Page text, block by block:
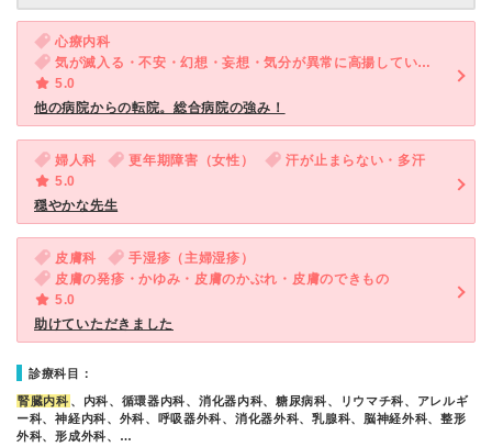
心療内科
気が滅入る・不安・幻想・妄想・気分が異常に高揚している・物忘れがひどい・汗が止まらない・多汗・体重減少
5.0
他の病院からの転院。総合病院の強み！
婦人科 更年期障害（女性）
汗が止まらない・多汗
5.0
穏やかな先生
皮膚科
手湿疹（主婦湿疹）
皮膚の発疹・かゆみ・皮膚のかぶれ・皮膚のできもの
5.0
助けていただきました
診療科目：
腎臓内科 、内科、循環器内科、消化器内科、糖尿病科、リウマチ科、アレルギ
ー科、神経内科、外科、呼吸器外科、消化器外科、乳腺科、脳神経外科、整形
外科、形成外科、…